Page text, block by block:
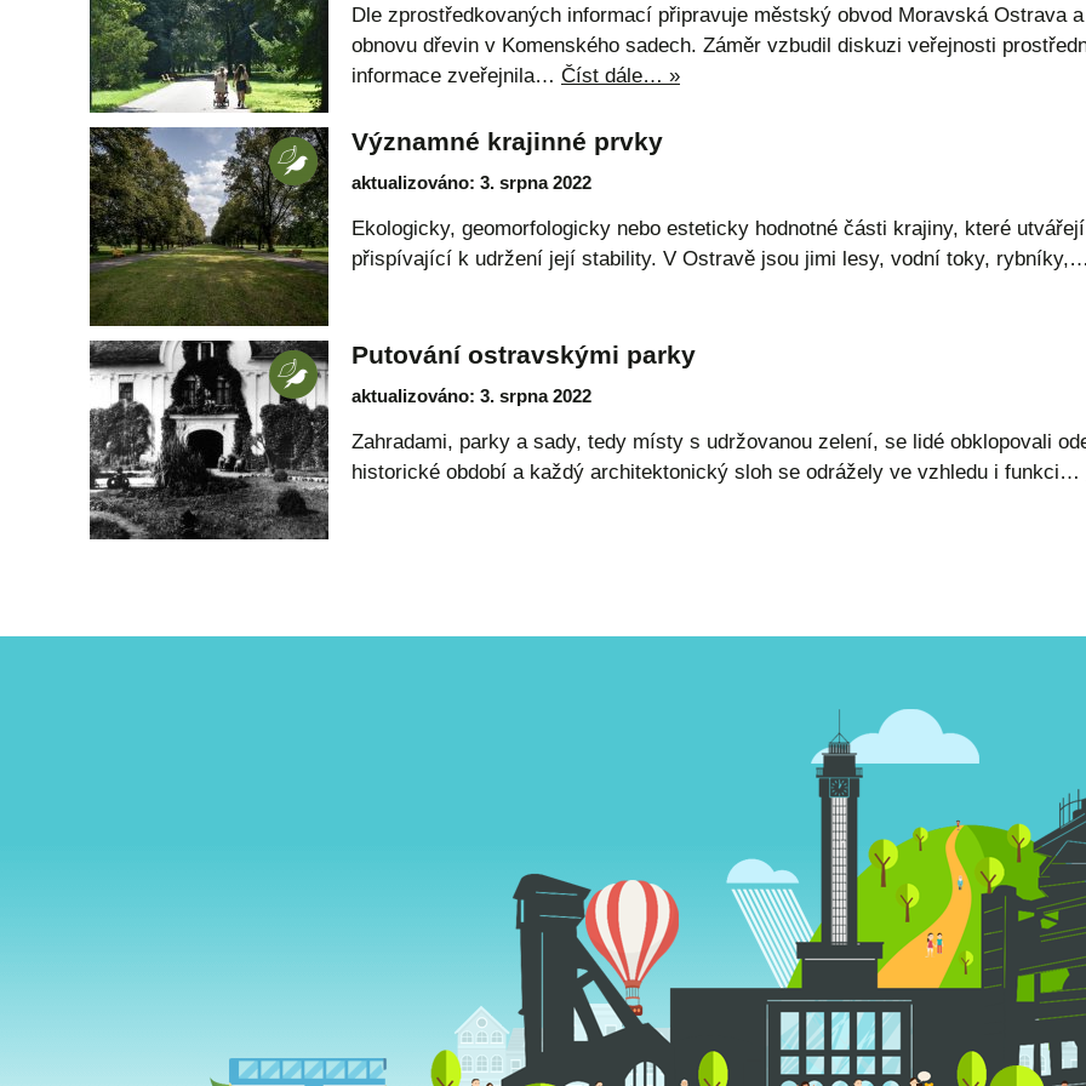
Dle zprostředkovaných informací připravuje městský obvod Moravská Ostrava
obnovu dřevin v Komenského sadech. Záměr vzbudil diskuzi veřejnosti
informace zveřejnila… Číst dále… »
Významné krajinné prvky
aktualizováno: 3. srpna 2022
Ekologicky, geomorfologicky nebo esteticky hodnotné části krajiny, které
přispívající k udržení její stability. V Ostravě jsou jimi lesy, vodní toky,
Putování ostravskými parky
aktualizováno: 3. srpna 2022
Zahradami, parky a sady, tedy místy s udržovanou zelení, se lidé obklopovali
historické období a každý architektonický sloh se odrážely ve vzhledu i funkci…